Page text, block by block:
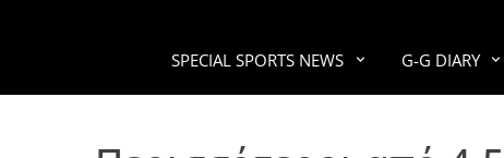
SPECIAL SPORTS NEWS G-G DIARY